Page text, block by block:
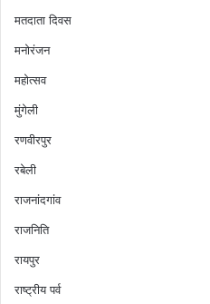
मतदाता दिवस
मनोरंजन
महोत्सव
मुंगेली
रणवीरपुर
रबेली
राजनांदगांव
राजनिति
रायपुर
राष्ट्रीय पर्व